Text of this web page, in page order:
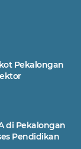
Pekalongan
di Pekalongan
Pendidikan